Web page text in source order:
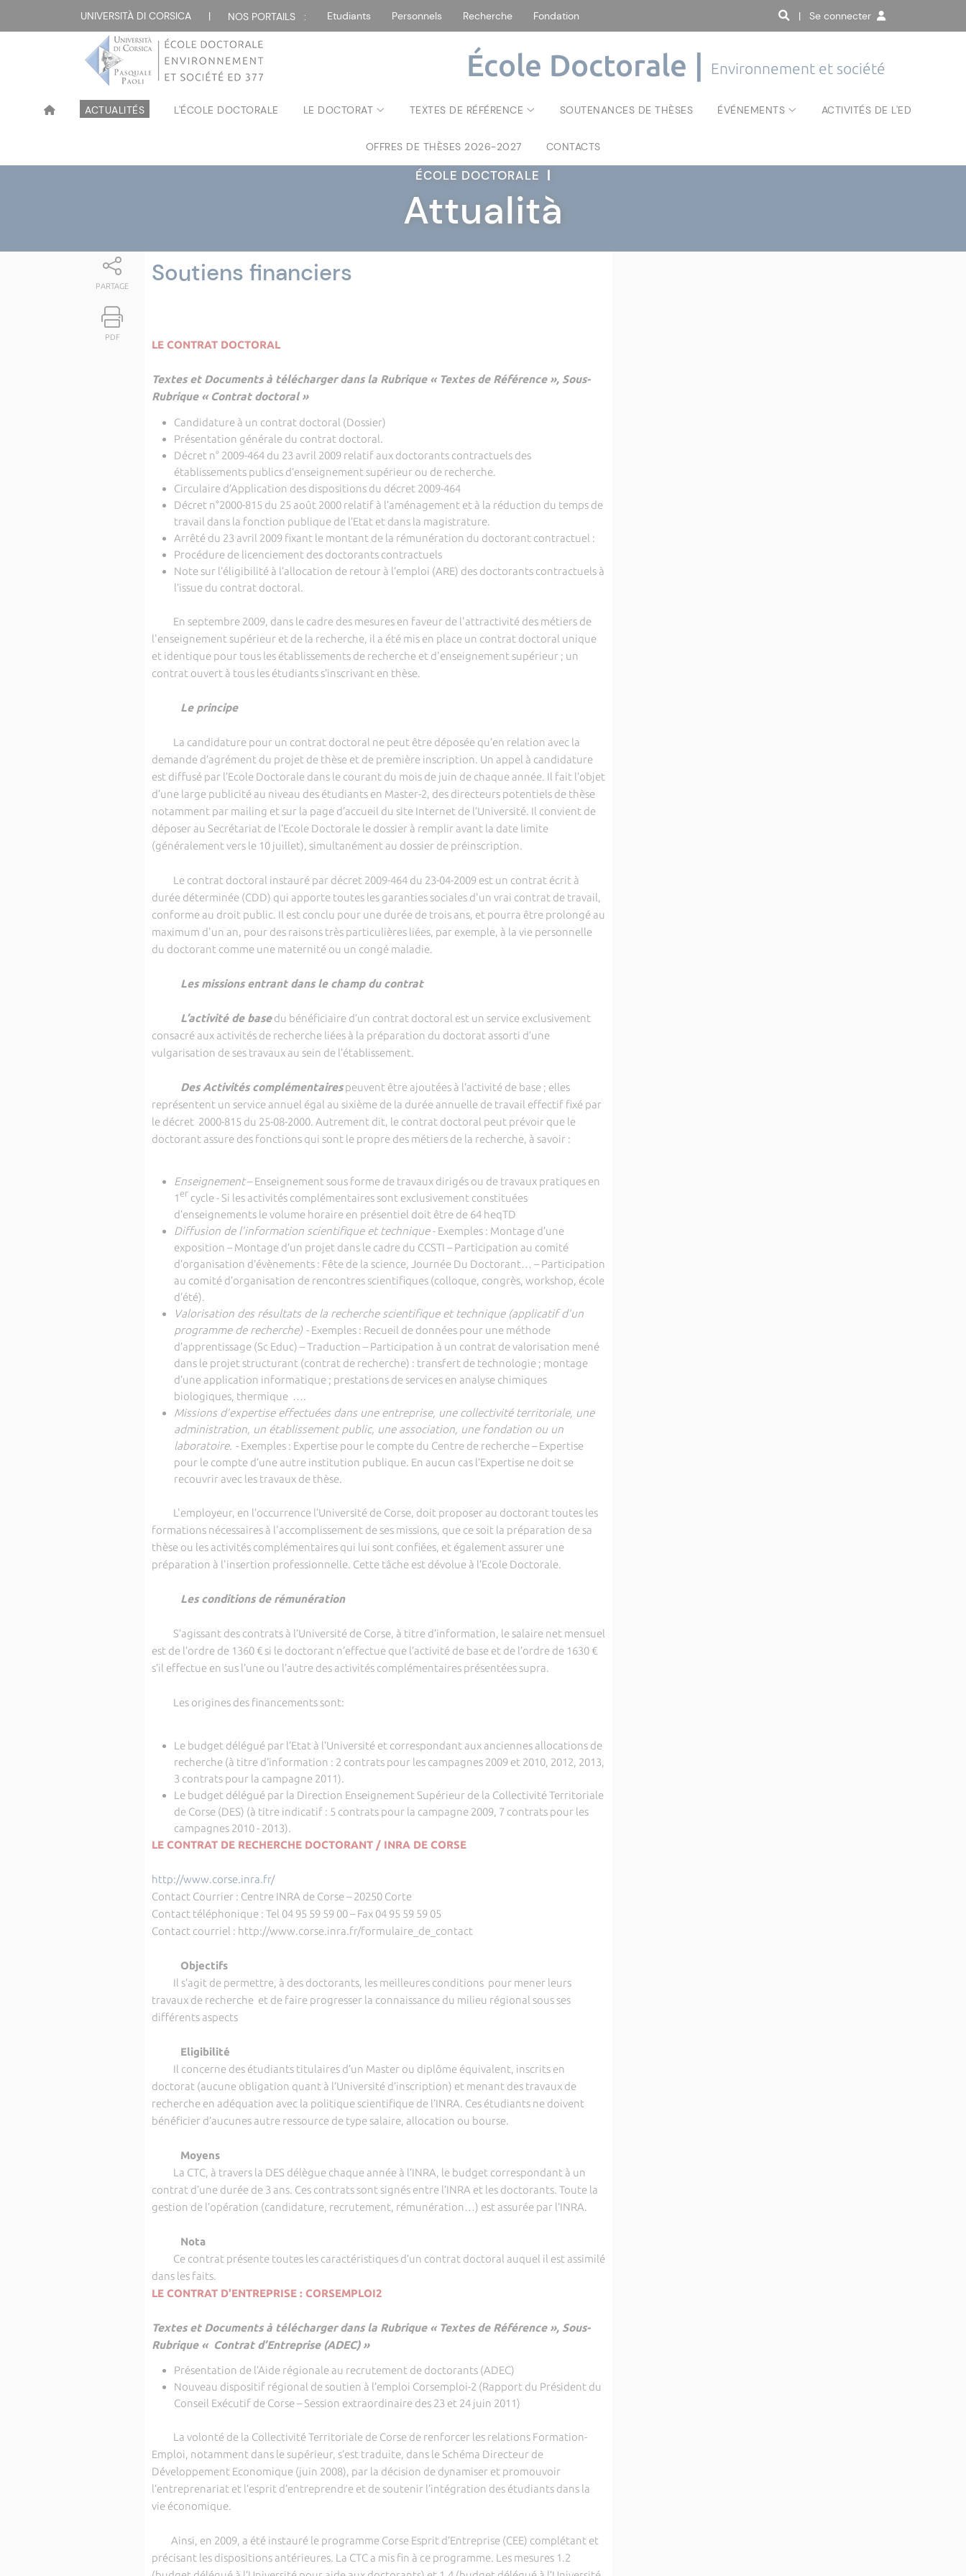
UNIVERSITÀ DI CORSICA | NOS PORTAILS : Etudiants Personnels Recherche Fondation | Se connecter
École Doctorale | Environnement et société
ACTUALITÉS L'ÉCOLE DOCTORALE LE DOCTORAT TEXTES DE RÉFÉRENCE SOUTENANCES DE THÈSES ÉVÉNEMENTS ACTIVITÉS DE L'ED
OFFRES DE THÈSES 2026-2027 CONTACTS
ÉCOLE DOCTORALE |
Attualità
PARTAGE
PDF
Soutiens financiers
LE CONTRAT DOCTORAL
Textes et Documents à télécharger dans la Rubrique « Textes de Référence », Sous-
Rubrique « Contrat doctoral »
Candidature à un contrat doctoral (Dossier)
Présentation générale du contrat doctoral.
Décret n° 2009-464 du 23 avril 2009 relatif aux doctorants contractuels des
établissements publics d’enseignement supérieur ou de recherche.
Circulaire d’Application des dispositions du décret 2009-464
Décret n°2000-815 du 25 août 2000 relatif à l’aménagement et à la réduction du temps de
travail dans la fonction publique de l’Etat et dans la magistrature.
Arrêté du 23 avril 2009 fixant le montant de la rémunération du doctorant contractuel :
Procédure de licenciement des doctorants contractuels
Note sur l’éligibilité à l’allocation de retour à l’emploi (ARE) des doctorants contractuels à
l’issue du contrat doctoral.
En septembre 2009, dans le cadre des mesures en faveur de l'attractivité des métiers de
l'enseignement supérieur et de la recherche, il a été mis en place un contrat doctoral unique
et identique pour tous les établissements de recherche et d'enseignement supérieur ; un
contrat ouvert à tous les étudiants s’inscrivant en thèse.
Le principe
La candidature pour un contrat doctoral ne peut être déposée qu’en relation avec la
demande d’agrément du projet de thèse et de première inscription. Un appel à candidature
est diffusé par l’Ecole Doctorale dans le courant du mois de juin de chaque année. Il fait l’objet
d’une large publicité au niveau des étudiants en Master-2, des directeurs potentiels de thèse
notamment par mailing et sur la page d’accueil du site Internet de l’Université. Il convient de
déposer au Secrétariat de l’Ecole Doctorale le dossier à remplir avant la date limite
(généralement vers le 10 juillet), simultanément au dossier de préinscription.
Le contrat doctoral instauré par décret 2009-464 du 23-04-2009 est un contrat écrit à
durée déterminée (CDD) qui apporte toutes les garanties sociales d'un vrai contrat de travail,
conforme au droit public. Il est conclu pour une durée de trois ans, et pourra être prolongé au
maximum d'un an, pour des raisons très particulières liées, par exemple, à la vie personnelle
du doctorant comme une maternité ou un congé maladie.
Les missions entrant dans le champ du contrat
L’activité de basedu bénéficiaire d’un contrat doctoral est un service exclusivement
consacré aux activités de recherche liées à la préparation du doctorat assorti d’une
vulgarisation de ses travaux au sein de l’établissement.
Des Activités complémentairespeuvent être ajoutées à l’activité de base ; elles
représentent un service annuel égal au sixième de la durée annuelle de travail effectif fixé par
le décret 2000-815 du 25-08-2000. Autrement dit, le contrat doctoral peut prévoir que le
doctorant assure des fonctions qui sont le propre des métiers de la recherche, à savoir :
Enseignement– Enseignement sous forme de travaux dirigés ou de travaux pratiques en
1 er cycle - Si les activités complémentaires sont exclusivement constituées
d’enseignements le volume horaire en présentiel doit être de 64 heqTD
Diffusion de l’information scientifique et technique- Exemples : Montage d’une
exposition – Montage d’un projet dans le cadre du CCSTI – Participation au comité
d’organisation d’évènements : Fête de la science, Journée Du Doctorant… – Participation
au comité d’organisation de rencontres scientifiques (colloque, congrès, workshop, école
d’été).
Valorisation des résultats de la recherche scientifique et technique (applicatif d’un
programme de recherche) - Exemples : Recueil de données pour une méthode
d’apprentissage (Sc Educ) – Traduction – Participation à un contrat de valorisation mené
dans le projet structurant (contrat de recherche) : transfert de technologie ; montage
d’une application informatique ; prestations de services en analyse chimiques
biologiques, thermique ….
Missions d’expertise effectuées dans une entreprise, une collectivité territoriale, une
administration, un établissement public, une association, une fondation ou un
laboratoire. - Exemples : Expertise pour le compte du Centre de recherche – Expertise
pour le compte d’une autre institution publique. En aucun cas l’Expertise ne doit se
recouvrir avec les travaux de thèse.
L'employeur, en l’occurrence l’Université de Corse, doit proposer au doctorant toutes les
formations nécessaires à l'accomplissement de ses missions, que ce soit la préparation de sa
thèse ou les activités complémentaires qui lui sont confiées, et également assurer une
préparation à l'insertion professionnelle. Cette tâche est dévolue à l’Ecole Doctorale.
Les conditions de rémunération
S’agissant des contrats à l’Université de Corse, à titre d’information, le salaire net mensuel
est de l’ordre de 1360 € si le doctorant n’effectue que l’activité de base et de l’ordre de 1630 €
s’il effectue en sus l’une ou l’autre des activités complémentaires présentées supra.
Les origines des financements sont:
Le budget délégué par l’Etat à l’Université et correspondant aux anciennes allocations de
recherche (à titre d’information : 2 contrats pour les campagnes 2009 et 2010, 2012, 2013,
3 contrats pour la campagne 2011).
Le budget délégué par la Direction Enseignement Supérieur de la Collectivité Territoriale
de Corse (DES) (à titre indicatif : 5 contrats pour la campagne 2009, 7 contrats pour les
campagnes 2010 - 2013).
LE CONTRAT DE RECHERCHE DOCTORANT / INRA DE CORSE
http://www.corse.inra.fr/
Contact Courrier : Centre INRA de Corse – 20250 Corte
Contact téléphonique : Tel 04 95 59 59 00 – Fax 04 95 59 59 05
Contact courriel : http://www.corse.inra.fr/formulaire_de_contact
Objectifs
Il s’agit de permettre, à des doctorants, les meilleures conditions pour mener leurs
travaux de recherche et de faire progresser la connaissance du milieu régional sous ses
différents aspects
Eligibilité
Il concerne des étudiants titulaires d’un Master ou diplôme équivalent, inscrits en
doctorat (aucune obligation quant à l’Université d’inscription) et menant des travaux de
recherche en adéquation avec la politique scientifique de l’INRA. Ces étudiants ne doivent
bénéficier d’aucunes autre ressource de type salaire, allocation ou bourse.
Moyens
La CTC, à travers la DES délègue chaque année à l’INRA, le budget correspondant à un
contrat d’une durée de 3 ans. Ces contrats sont signés entre l’INRA et les doctorants. Toute la
gestion de l’opération (candidature, recrutement, rémunération…) est assurée par l’INRA.
Nota
Ce contrat présente toutes les caractéristiques d’un contrat doctoral auquel il est assimilé
dans les faits.
LE CONTRAT D'ENTREPRISE : CORSEMPLOI2
Textes et Documents à télécharger dans la Rubrique « Textes de Référence », Sous-
Rubrique « Contrat d’Entreprise (ADEC) »
Présentation de l’Aide régionale au recrutement de doctorants (ADEC)
Nouveau dispositif régional de soutien à l’emploi Corsemploi-2 (Rapport du Président du
Conseil Exécutif de Corse – Session extraordinaire des 23 et 24 juin 2011)
La volonté de la Collectivité Territoriale de Corse de renforcer les relations Formation-
Emploi, notamment dans le supérieur, s’est traduite, dans le Schéma Directeur de
Développement Economique (juin 2008), par la décision de dynamiser et promouvoir
l’entreprenariat et l’esprit d’entreprendre et de soutenir l’intégration des étudiants dans la
vie économique.
Ainsi, en 2009, a été instauré le programme Corse Esprit d’Entreprise (CEE) complétant et
précisant les dispositions antérieures. La CTC a mis fin à ce programme. Les mesures 1.2